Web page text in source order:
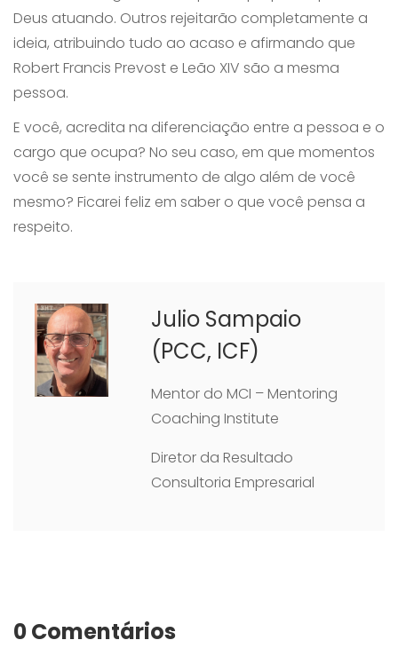
Deus atuando. Outros rejeitarão completamente a
ideia, atribuindo tudo ao acaso e afirmando que
Robert Francis Prevost e Leão XIV são a mesma
pessoa.
E você, acredita na diferenciação entre a pessoa e o
cargo que ocupa? No seu caso, em que momentos
você se sente instrumento de algo além de você
mesmo? Ficarei feliz em saber o que você pensa a
respeito.
Julio Sampaio
(PCC, ICF)
Mentor do MCI – Mentoring
Coaching Institute
Diretor da Resultado
Consultoria Empresarial
0 Comentários